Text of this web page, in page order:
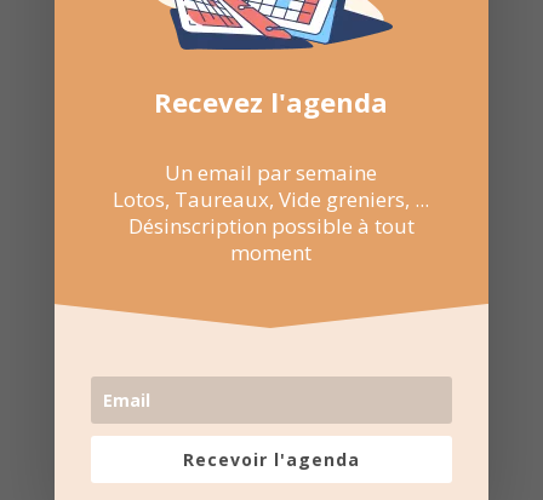
Nombre de consultations : 1 093
Recevez l'agenda
Un email par semaine
Lotos, Taureaux, Vide greniers, ...
Désinscription possible à tout
moment
Recevoir l'agenda